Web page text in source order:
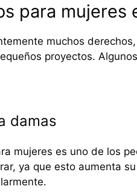
para mujeres
muchos
proyectos.
damas
mujeres es uno de los
ya que esto aumenta